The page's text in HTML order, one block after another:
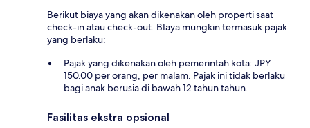
Berikut biaya yang akan dikenakan oleh properti saat
check-in atau check-out. BIaya mungkin termasuk pajak
yang berlaku:
Pajak yang dikenakan oleh pemerintah kota: JPY
150.00 per orang, per malam. Pajak ini tidak berlaku
bagi anak berusia di bawah 12 tahun tahun.
Fasilitas ekstra opsional